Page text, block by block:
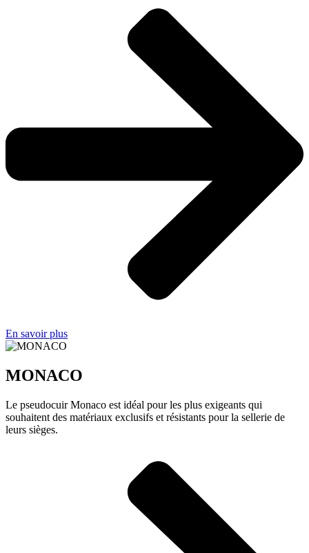
En savoir plus
MONACO
Le pseudocuir Monaco est idéal pour les plus exigeants qui
souhaitent des matériaux exclusifs et résistants pour la sellerie de
leurs sièges.